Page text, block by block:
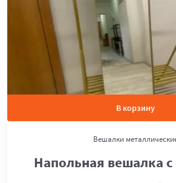
В корзину
Вешалки
Напольная вешалка